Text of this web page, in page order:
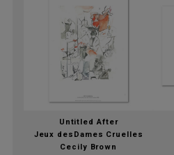
Untitled After
Jeux desDames Cruelles
Cecily Brown